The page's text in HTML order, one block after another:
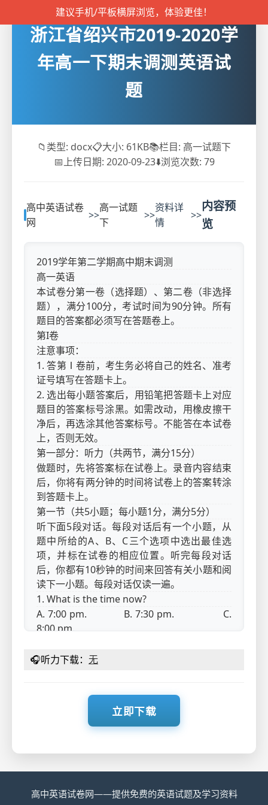
建议手机/平板横屏浏览，体验更佳！
浙江省绍兴市2019-2020学
年高一下期末调测英语试
题
📁 类型: docx📋大小: 61KB📚栏目: 高一试题下
📅上传日期: 2020-09-23⬇️浏览次数: 79
高中英语试卷
网
>>
高一试题
下
>>
资料详
情
>>
内容预
览
2019学年第二学期高中期末调测
高一英语
本试卷分第一卷（选择题）、第二卷（非选择
题），满分100分，考试时间为90分钟。所有
题目的答案都必须写在答题卷上。
第I卷
注意事项：
1. 答第Ⅰ卷前，考生务必将自己的姓名、准考
证号填写在答题卡上。
2. 选出每小题答案后，用铅笔把答题卡上对应
题目的答案标号涂黑。如需改动，用橡皮擦干
净后，再选涂其他答案标号。不能答在本试卷
上，否则无效。
第一部分：听力（共两节，满分15分）
做题时，先将答案标在试卷上。录音内容结束
后，你将有两分钟的时间将试卷上的答案转涂
到答题卡上。
第一节（共5小题；每小题1分，满分5分）
听下面5段对话。每段对话后有一个小题，从
题中所给的A、B、C三个选项中选出最佳选
项，并标在试卷的相应位置。听完每段对话
后，你都有10秒钟的时间来回答有关小题和阅
读下一小题。每段对话仅读一遍。
1. What is the time now?
A. 7:00 pm. B. 7:30 pm. C.
8:00 pm.
A. Peach juice. B. Some coffee. C.
A. Buying a car. B. Renting a car.
C. Booking a ticket.
4. Who is interested in fashion designing?
about?
🎧听力下载： 无
立即下载
高中英语试卷网——提供免费的英语试题及学习资料